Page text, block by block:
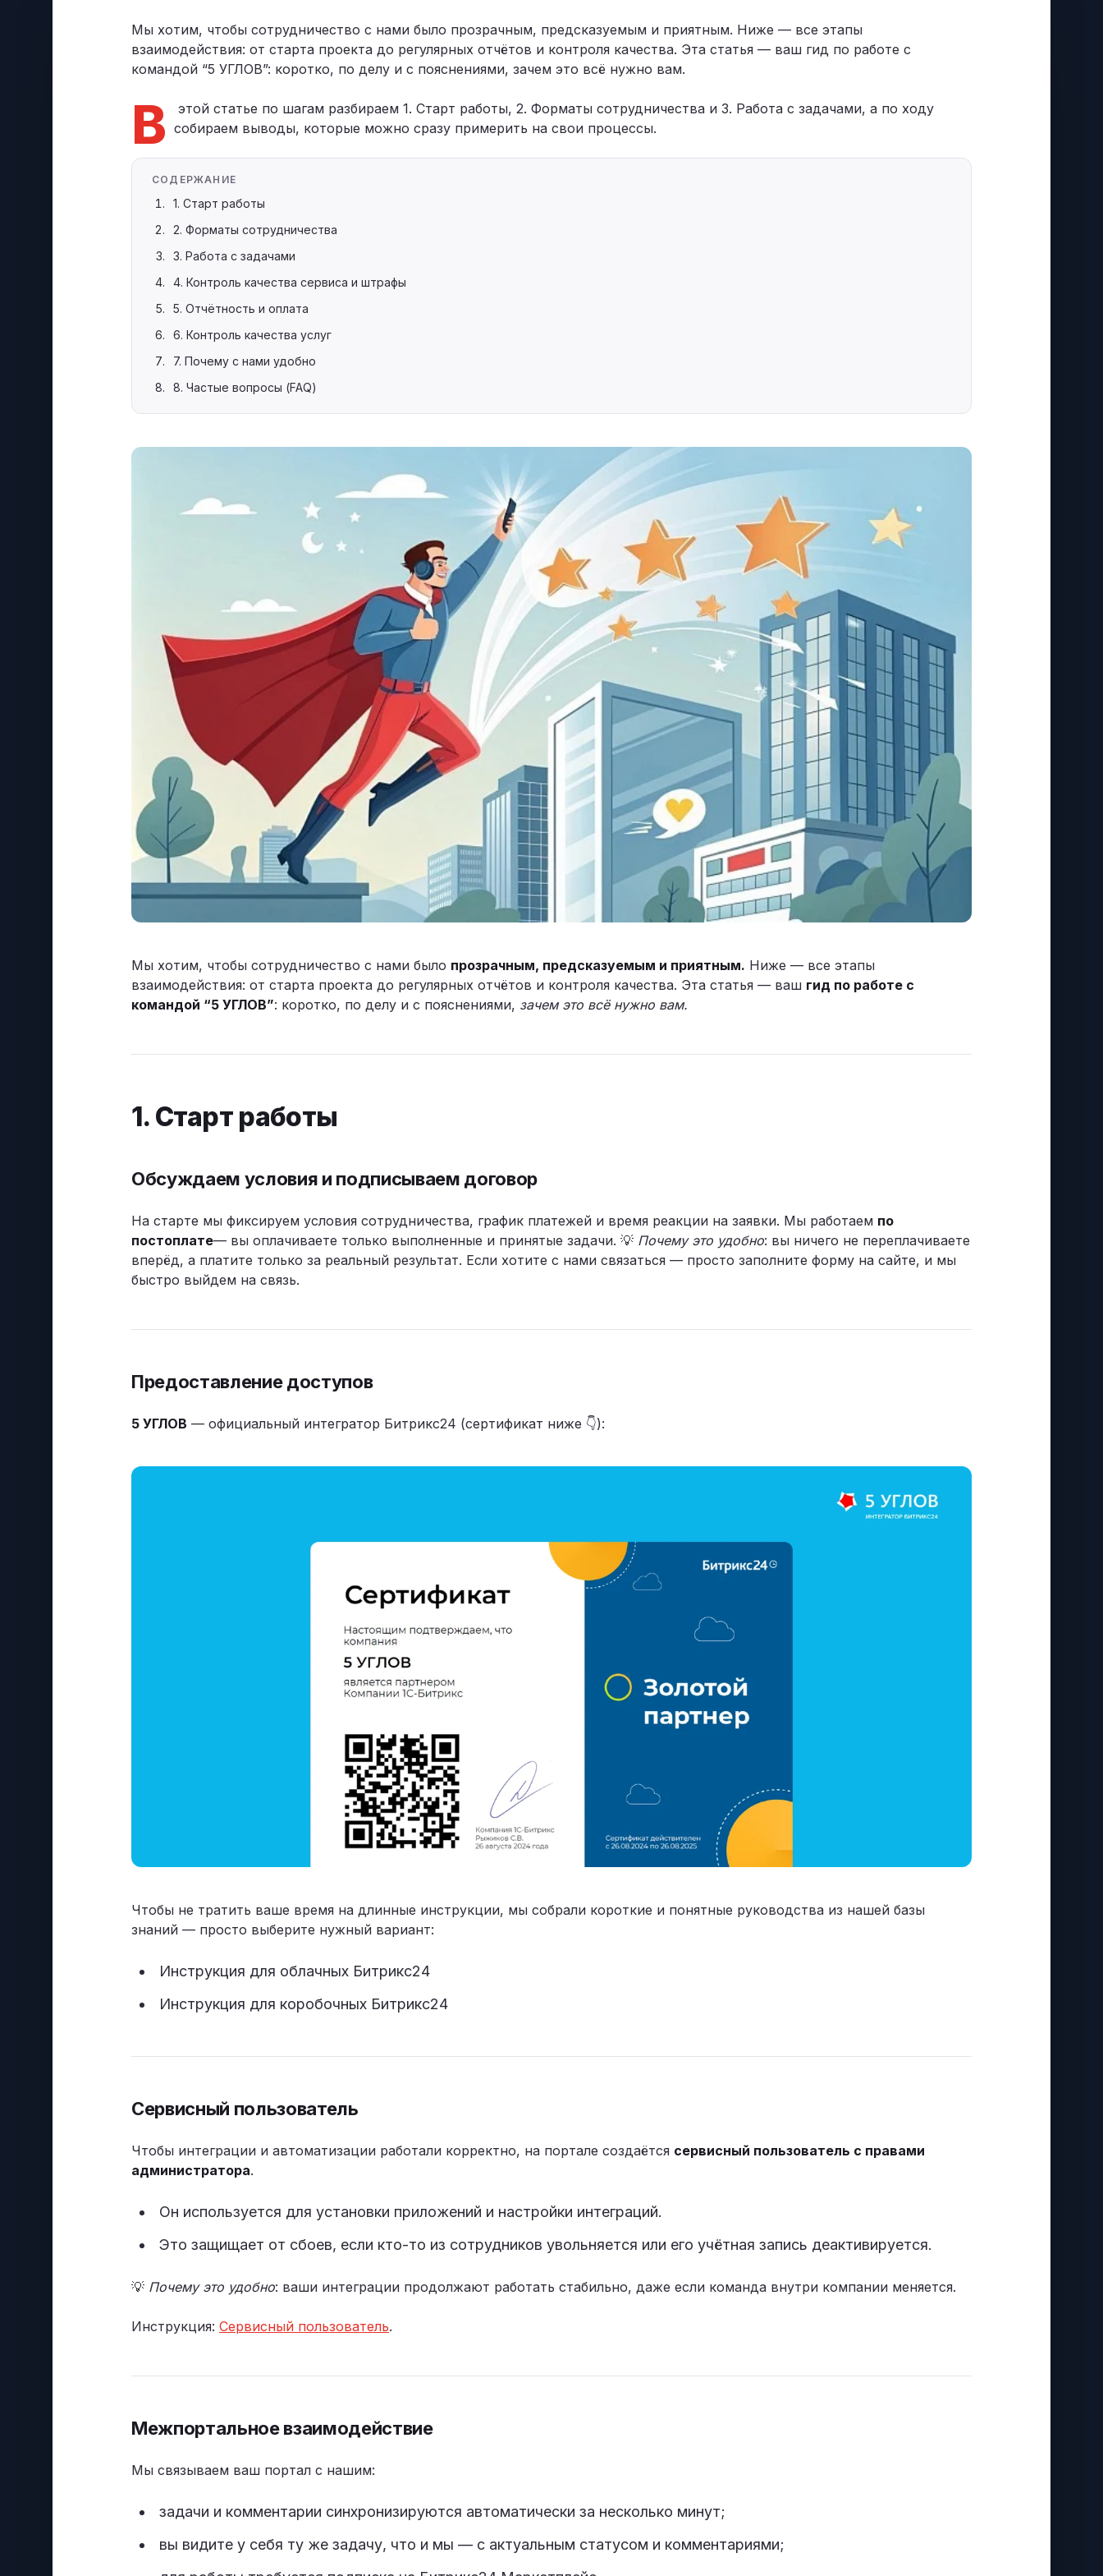
+7 (495) 215-52-91 · Пн–Пт, 10–19 МСК
Оставить заявку
Мы хотим, чтобы сотрудничество с нами было прозрачным, предсказуемым и приятным. Ниже — все этапы
взаимодействия: от старта проекта до регулярных отчётов и контроля качества. Эта статья — ваш гид по работе с
командой “5 УГЛОВ”: коротко, по делу и с пояснениями, зачем это всё нужно вам.
В
этой статье по шагам разбираем 1. Старт работы, 2. Форматы сотрудничества и 3. Работа с задачами, а по ходу
собираем выводы, которые можно сразу примерить на свои процессы.
СОДЕРЖАНИЕ
1. Старт работы
2. Форматы сотрудничества
3. Работа с задачами
4. Контроль качества сервиса и штрафы
5. Отчётность и оплата
6. Контроль качества услуг
7. Почему с нами удобно
8. Частые вопросы (FAQ)
Мы хотим, чтобы сотрудничество с нами было прозрачным, предсказуемым и приятным. Ниже — все этапы
взаимодействия: от старта проекта до регулярных отчётов и контроля качества. Эта статья — ваш гид по работе с
командой “5 УГЛОВ”: коротко, по делу и с пояснениями, зачем это всё нужно вам.
1. Старт работы
Обсуждаем условия и подписываем договор
На старте мы фиксируем условия сотрудничества, график платежей и время реакции на заявки. Мы работаем по
постоплате— вы оплачиваете только выполненные и принятые задачи. 💡 Почему это удобно: вы ничего не переплачиваете
вперёд, а платите только за реальный результат. Если хотите с нами связаться — просто заполните форму на сайте, и мы
быстро выйдем на связь.
Предоставление доступов
5 УГЛОВ — официальный интегратор Битрикс24 (сертификат ниже 👇):
Чтобы не тратить ваше время на длинные инструкции, мы собрали короткие и понятные руководства из нашей базы
знаний — просто выберите нужный вариант:
Инструкция для облачных Битрикс24
Инструкция для коробочных Битрикс24
Сервисный пользователь
Чтобы интеграции и автоматизации работали корректно, на портале создаётся сервисный пользователь с правами
администратора.
Он используется для установки приложений и настройки интеграций.
Это защищает от сбоев, если кто-то из сотрудников увольняется или его учётная запись деактивируется.
💡 Почему это удобно: ваши интеграции продолжают работать стабильно, даже если команда внутри компании меняется.
Инструкция: Сервисный пользователь.
Межпортальное взаимодействие
Мы связываем ваш портал с нашим:
задачи и комментарии синхронизируются автоматически за несколько минут;
вы видите у себя ту же задачу, что и мы — с актуальным статусом и комментариями;